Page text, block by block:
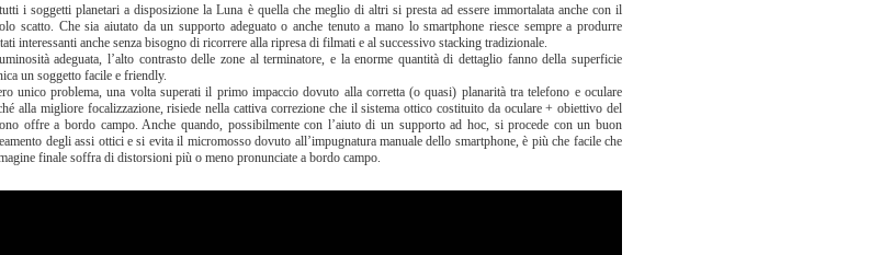
i soggetti planetari a disposizione la Luna è quella che meglio di altri si presta ad essere immortalata anche con il
scatto. Che sia aiutato da un supporto adeguato o anche tenuto a mano lo smartphone riesce sempre a produrre
interessanti anche senza bisogno di ricorrere alla ripresa di filmati e al successivo stacking tradizionale.
adeguata, l’alto contrasto delle zone al terminatore, e la enorme quantità di dettaglio fanno della superficie
un soggetto facile e friendly.
unico problema, una volta superati il primo impaccio dovuto alla corretta (o quasi) planarità tra telefono e oculare
alla migliore focalizzazione, risiede nella cattiva correzione che il sistema ottico costituito da oculare + obiettivo del
offre a bordo campo. Anche quando, possibilmente con l’aiuto di un supporto ad hoc, si procede con un buon
degli assi ottici e si evita il micromosso dovuto all’impugnatura manuale dello smartphone, è più che facile che
finale soffra di distorsioni più o meno pronunciate a bordo campo.